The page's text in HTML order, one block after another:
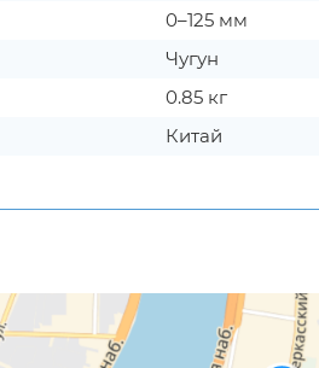
0–125 мм
Чугун
0.85 кг
Китай